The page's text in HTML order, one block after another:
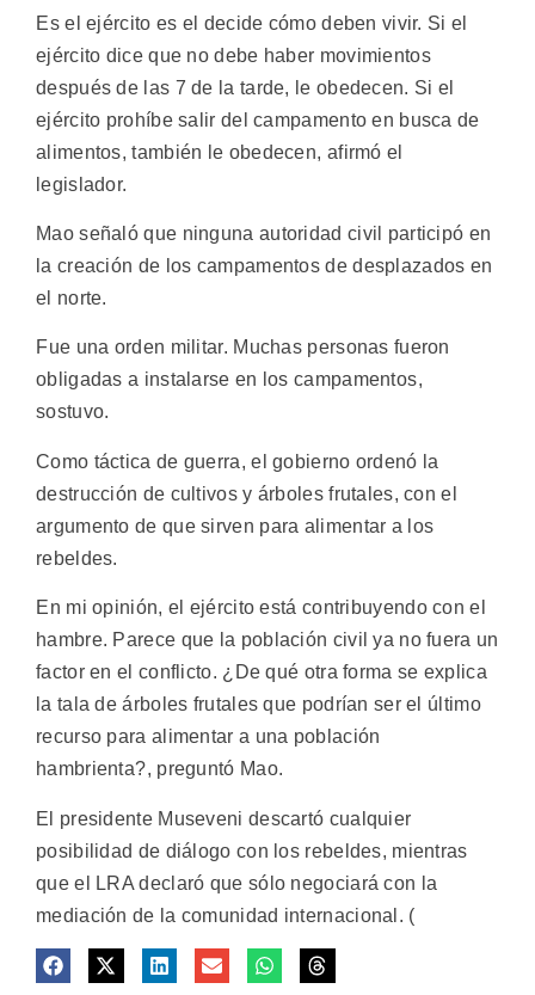
Es el ejército es el decide cómo deben vivir. Si el
ejército dice que no debe haber movimientos
después de las 7 de la tarde, le obedecen. Si el
ejército prohíbe salir del campamento en busca de
alimentos, también le obedecen, afirmó el
legislador.
Mao señaló que ninguna autoridad civil participó en
la creación de los campamentos de desplazados en
el norte.
Fue una orden militar. Muchas personas fueron
obligadas a instalarse en los campamentos,
sostuvo.
Como táctica de guerra, el gobierno ordenó la
destrucción de cultivos y árboles frutales, con el
argumento de que sirven para alimentar a los
rebeldes.
En mi opinión, el ejército está contribuyendo con el
hambre. Parece que la población civil ya no fuera un
factor en el conflicto. ¿De qué otra forma se explica
la tala de árboles frutales que podrían ser el último
recurso para alimentar a una población
hambrienta?, preguntó Mao.
El presidente Museveni descartó cualquier
posibilidad de diálogo con los rebeldes, mientras
que el LRA declaró que sólo negociará con la
mediación de la comunidad internacional. (